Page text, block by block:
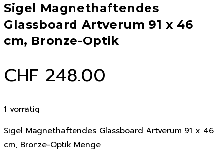
Sigel Magnethaftendes
Glassboard Artverum 91 x 46
cm, Bronze-Optik
CHF 248.00
1 vorrätig
Sigel Magnethaftendes Glassboard Artverum 91 x 46
cm, Bronze-Optik Menge